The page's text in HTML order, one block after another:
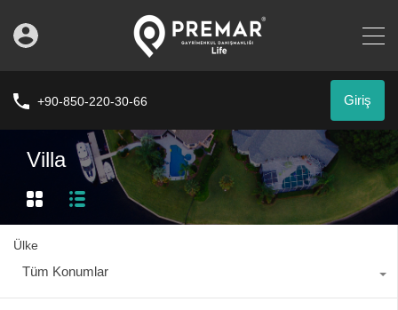
+90-850-220-30-66 Giriş
Villa
Ülke
Tüm Konumlar